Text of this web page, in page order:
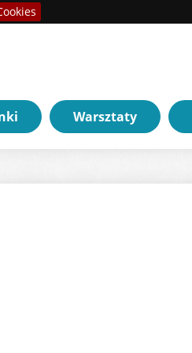
Warsztaty